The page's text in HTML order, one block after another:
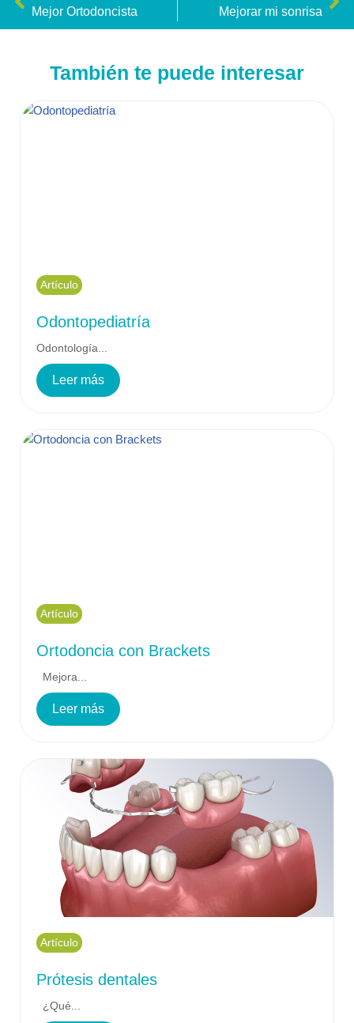
Mejor Ortodoncista
Mejorar mi sonrisa
También te puede interesar
Artículo
Odontopediatría
Odontología...
Leer más
Artículo
Ortodoncia con Brackets
Mejora...
Leer más
Artículo
Prótesis dentales
¿Qué...